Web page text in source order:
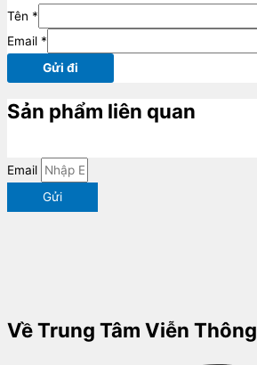
Tên *
Email *
Sản phẩm liên quan
Email
Gửi
Về Trung Tâm Viễn Thông